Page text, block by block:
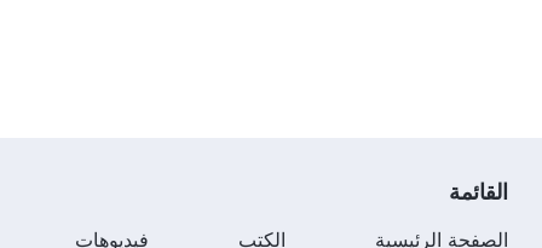
القائمة
الصفحة الرئيسية الكتب فيديوهات